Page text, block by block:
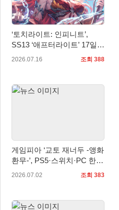
‘토치라이트: 인피니트’,
SS13 ‘애프터라이트’ 17일
업데이트
2026.07.16 조회 388
게임피아 ‘교토 재너두 -앵화
환무-’, PS5·스위치·PC 한국
어판 예약판매… 7월 16일
2026.07.02 조회 383